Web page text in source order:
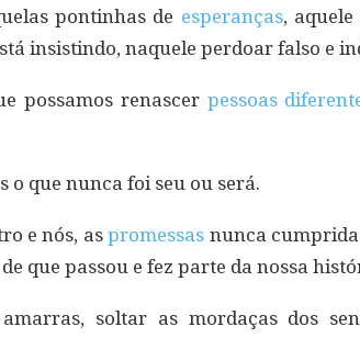
pontinhas de esperanças,
insistindo, naquele perdoar falso e
possamos renascerpessoas
que nunca foi seu ou será.
e nós, aspromessas nunca
que passou e fez parte da nossa
soltar as mordaças dos